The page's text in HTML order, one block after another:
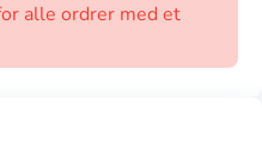
alle ordrer med et